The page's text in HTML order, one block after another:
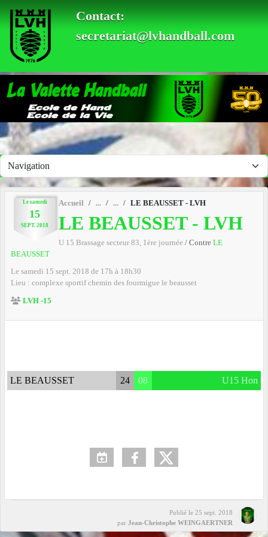
Contact:
secretariat@lvhandball.com
Le samedi
15
SEPT. 2018
Accueil LE BEAUSSET - LVH
LE BEAUSSET - LVH
U 15 Brassage secteur 83, 1ère journée / Contre LE
BEAUSSET
Le samedi 15 sept. 2018 de 17h à 18h30
Lieu : complexe sportif chemin des fourmigue le beausset
LVH -15
LE BEAUSSET 24 08 U15 Hon
Publié le 25 sept. 2018
par Jean-Christophe WEINGAERTNER
Panneau de gestion des cookies